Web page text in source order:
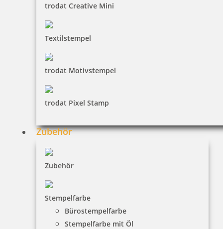
trodat Creative Mini
Textilstempel
trodat Motivstempel
trodat Pixel Stamp
Zubehör
Zubehör
Stempelfarbe
Bürostempelfarbe
Stempelfarbe mit Öl
Trodat Printy 4918 Textstempel 75x15 mm
29,74 €
Trodat Printy 4921 Textstempel Abdruck 12x12 mm